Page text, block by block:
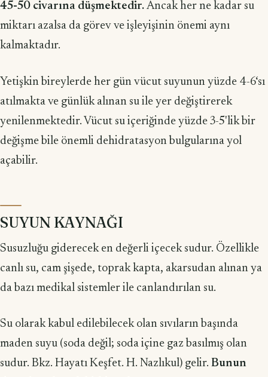
45-50 civarına düşmektedir. Ancak her ne kadar su
miktarı azalsa da görev ve işleyişinin önemi aynı
kalmaktadır.
Yetişkin bireylerde her gün vücut suyunun yüzde 4-6‘sı
atılmakta ve günlük alınan su ile yer değiştirerek
yenilenmektedir. Vücut su içeriğinde yüzde 3-5'lik bir
değişme bile önemli dehidratasyon bulgularına yol
açabilir.
SUYUN KAYNAĞI
Susuzluğu giderecek en değerli içecek sudur. Özellikle
canlı su, cam şişede, toprak kapta, akarsudan alınan ya
da bazı medikal sistemler ile canlandırılan su.
Su olarak kabul edilebilecek olan sıvıların başında
maden suyu (soda değil; soda içine gaz basılmış olan
sudur. Bkz. Hayatı Keşfet. H. Nazlıkul) gelir. Bunun